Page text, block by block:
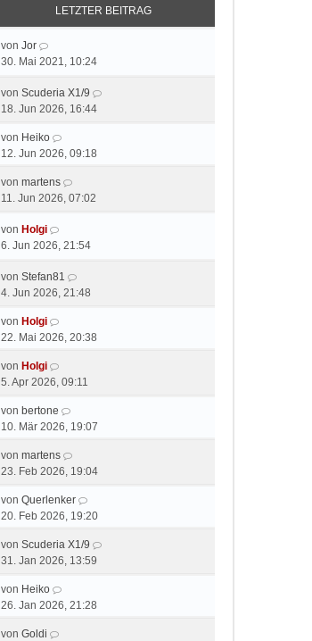
LETZTER BEITRAG
von Jor
30. Mai 2021, 10:24
von Scuderia X1/9
18. Jun 2026, 16:44
von Heiko
12. Jun 2026, 09:18
von martens
11. Jun 2026, 07:02
von Holgi
6. Jun 2026, 21:54
von Stefan81
4. Jun 2026, 21:48
von Holgi
22. Mai 2026, 20:38
von Holgi
5. Apr 2026, 09:11
von bertone
10. Mär 2026, 19:07
von martens
23. Feb 2026, 19:04
von Querlenker
20. Feb 2026, 19:20
von Scuderia X1/9
31. Jan 2026, 13:59
von Heiko
26. Jan 2026, 21:28
von Goldi